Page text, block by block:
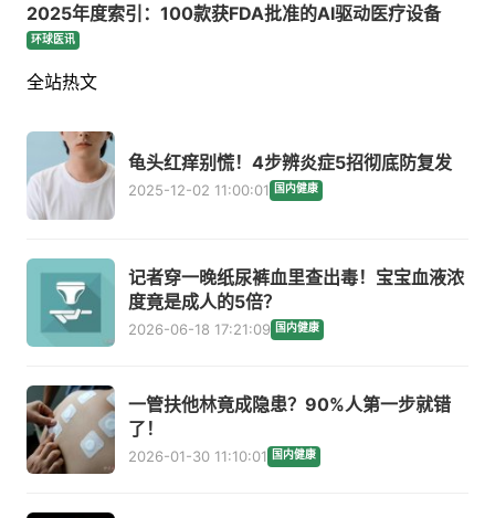
2025年度索引：100款获FDA批准的AI驱动医疗设备
环球医讯
全站热文
龟头红痒别慌！4步辨炎症5招彻底防复发
2025-12-02 11:00:01 国内健康
记者穿一晚纸尿裤血里查出毒！宝宝血液浓
度竟是成人的5倍？
2026-06-18 17:21:09 国内健康
一管扶他林竟成隐患？90%人第一步就错
了！
2026-01-30 11:10:01 国内健康